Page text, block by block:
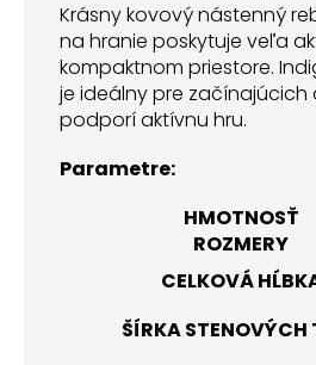
Krásny kovový nástenný
na hranie poskytuje veľa
kompaktnom priestore.
je ideálny pre
podporí aktívnu hru.
Parametre:
HMOTNOSŤ
ROZMERY
CELKOVÁ
ŠÍRKA STENOVÝCH